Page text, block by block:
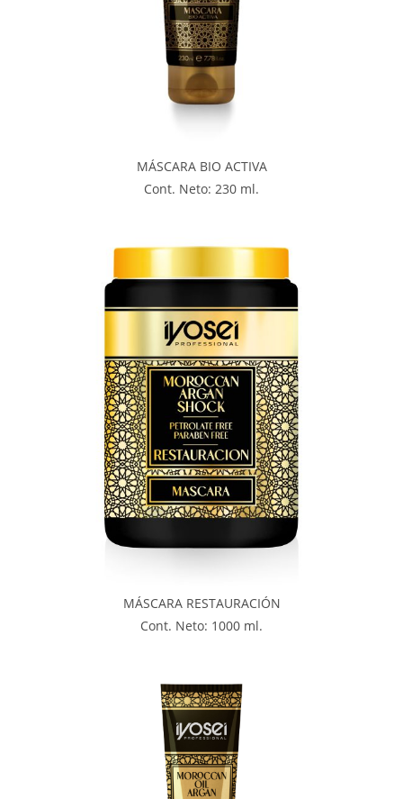
MÁSCARA BIO ACTIVA
Cont. Neto: 230 ml.
MÁSCARA RESTAURACIÓN
Cont. Neto: 1000 ml.